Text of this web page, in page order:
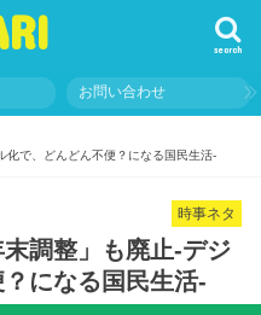
search
お問い合わせ
化で、どんどん不便？になる国民生活-
時事ネタ
末調整」も廃止-デジ
になる国民生活-